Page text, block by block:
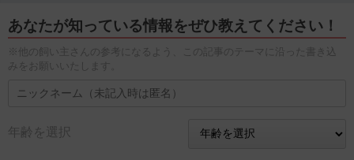
あなたが知っている情報をぜひ教えてください！
※他の飼い主さんの参考になるよう、この記事のテーマに沿った書き込
みをお願いいたします。
年齢を選択